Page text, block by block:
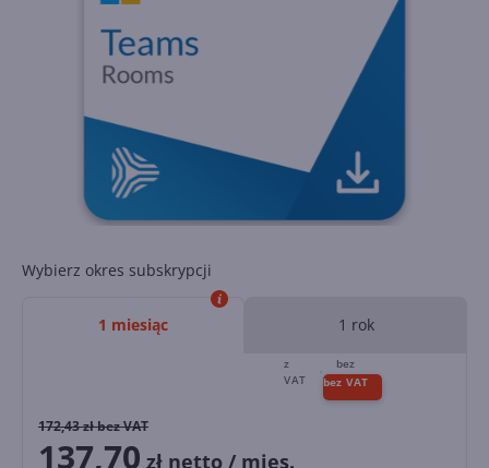
Wybierz okres subskrypcji
1 miesiąc 1 rok
172,43zł bez VAT
137,70 zł netto / mies.